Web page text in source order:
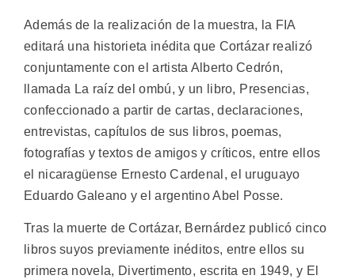
Además de la realización de la muestra, la FIA
editará una historieta inédita que Cortázar realizó
conjuntamente con el artista Alberto Cedrón,
llamada La raíz del ombú, y un libro, Presencias,
confeccionado a partir de cartas, declaraciones,
entrevistas, capítulos de sus libros, poemas,
fotografías y textos de amigos y críticos, entre ellos
el nicaragüense Ernesto Cardenal, el uruguayo
Eduardo Galeano y el argentino Abel Posse.
Tras la muerte de Cortázar, Bernárdez publicó cinco
libros suyos previamente inéditos, entre ellos su
primera novela, Divertimento, escrita en 1949, y El